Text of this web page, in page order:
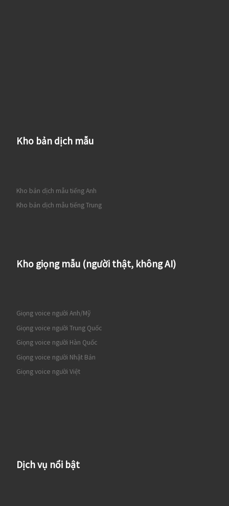
Kho bản dịch mẫu
Kho bản dịch mẫu tiếng Anh
Kho bản dịch mẫu tiếng Trung
Kho giọng mẫu (người thật, không AI)
Giọng voice người Anh/Mỹ
Giọng voice người Trung Quốc
Giọng voice người Hàn Quốc
Giọng voice người Nhật Bản
Giọng voice người Việt
Dịch vụ nổi bật